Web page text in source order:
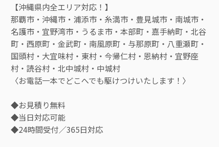
【沖縄県内全エリア対応！】
那覇市・沖縄市・浦添市・糸満市・豊見城市・南城市・
名護市・宜野湾市・うるま市・本部町・嘉手納町・北谷
町・西原町・金武町・南風原町・与那原町・八重瀬町・
国頭村・大宜味村・東村・今帰仁村・恩納村・宜野座
村・読谷村・北中城村・中城村
〈お電話一本でどこへでも駆けつけいたします！〉
◆お見積り無料
◆当日対応可能
◆24時間受付／365日対応